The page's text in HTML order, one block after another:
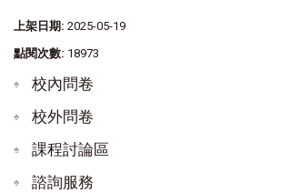
上架日期: 2025-05-19
點閱次數: 18973
校內問卷
校外問卷
課程討論區
諮詢服務